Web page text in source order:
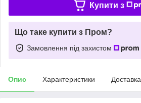
Купити з
Що таке купити з Пром?
Замовлення під захистом
Опис Характеристики Доставка